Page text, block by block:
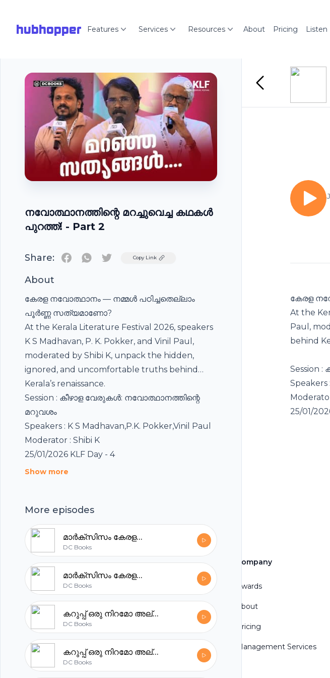
hubhopper Features Services Resources About Pricing Listen
നവോത്ഥാനത്തിന്റെ മറച്ചുവെച്ച കഥകൾ
പുറത്ത്! - Part 2
Share: TwitterCopy Link
About
കേരള നവോത്ഥാനം — നമ്മൾ പഠിച്ചതെല്ലാം
പൂർണ്ണ സത്യമാണോ?
At the Kerala Literature Festival 2026, speakers
K S Madhavan, P. K. Pokker, and Vinil Paul,
moderated by Shibi K, unpack the hidden,
ignored, and uncomfortable truths behind
Kerala’s renaissance.
Session : കീഴാള വേരുകൾ: നവോത്ഥാനത്തിന്റെ
മറുവശം
Speakers : K S Madhavan,P.K. Pokker,Vinil Paul
Moderator : Shibi K
25/01/2026 KLF Day - 4
Show more
More episodes
മാർക്‌സിസം കേരളത്തെ രക്ഷിച്ചോ ?
DC Books
മാർക്‌സിസം കേരളത്തെ രക്ഷിച്ചോ ?
DC Books
കറുപ്പ് ഒരു നിറമോ അല്ലെങ്കിൽ ഒരു അനുഭവമോ PART 4
DC Books
കറുപ്പ് ഒരു നിറമോ അല്ലെങ്കിൽ ഒരു അനുഭവമോ PART 3
DC Books
കേരള
At the
Paul,
behind
Session
Speakers
25/01/
hubhopper
All in one podcasting platform.
Start my podcast
Company
Awards
About
Pricing
Management Services